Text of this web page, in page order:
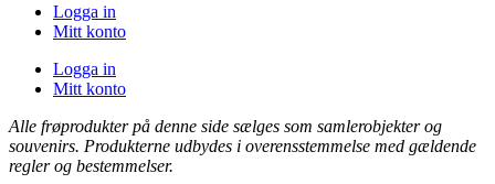
Logga in
Mitt konto
Logga in
Mitt konto
Alle frøprodukter på denne side sælges som samlerobjekter og
souvenirs. Produkterne udbydes i overensstemmelse med gældende
regler og bestemmelser.